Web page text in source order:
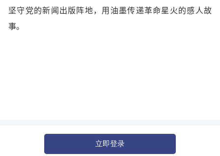
坚守党的新闻出版阵地，用油墨传递革命星火的感人故
事。
立即登录